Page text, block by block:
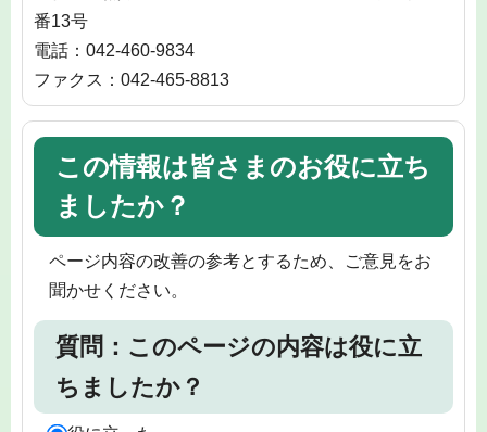
番13号
電話：042-460-9834
ファクス：042-465-8813
この情報は皆さまのお役に立ち
ましたか？
ページ内容の改善の参考とするため、ご意見をお
聞かせください。
質問：このページの内容は役に立
ちましたか？